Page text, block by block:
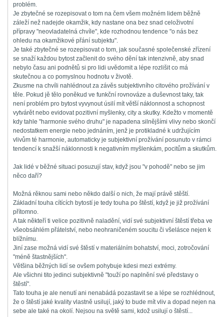
problém.
Je zbytečné se rozepisovat o tom na čem všem možném lidem běžně
záleží než nadejde okamžik, kdy nastane ona bez snad celoživotní
přípravy "neovladatelná chvíle", kde rozhodnou tendence "o nás bez
ohledu na okamžikové přání subjektu".
Je také zbytečné se rozepisovat o tom, jak současné společenské zřízení
se snaží každou bytost začlenit do svého dění tak intenzivně, aby snad
nebylo času ani podnětů si pro lidi uvědomit a lépe rozlišit co má
skutečnou a co pomyslnou hodnotu v životě.
Zkusme na chvíli nahlédnout za závěs subjektivního citového prožívání v
těle. Pokud jě tělo poněkud ve funkční rovnováze a duševnost taky, tak
není problém pro bytost vyvynout úsilí mít větší náklonnost a schopnost
vytvárět nebo evidovat pozitivní myšlenky, city a skutky. Kdežto v momentě
kdy tahle "harmonie svého druhu" je napadena silnějšími vlivy nebo skončí
nedostatkem energie nebo jednáním, jenž je protikladné k udržujícím
vlivům té harmonie, automaticky je subjektivní prožívání posunuto v rámci
tendencí k snažší náklonnosti k negativním myšlenkám, pocitům a skutkům.
Jak lidé v běžné situaci posuzují stav, když jsou "v pohodě" nebo se jim
něco daří?
Možná rěknou sami nebo někdo další o nich, že mají právě stěští.
Základní touha cítících bytostí je tedy touha po štěstí, když je již prožívání
přítomno.
A tak někteří ti velice pozitivně naladění, vidí své subjektivní štěstí třeba ve
všeobsáhlém přátelství, nebo neohraničeném soucitu či všelásce nejen k
blížnímu.
Jiní zase možná vidí své štěstí v materiálním bohatství, moci, zotročování
"méně štastnějších".
Většina běžných lidí se ovšem pohybuje kdesi mezi extrémy.
Ale všichni tito jedinci subjektivně "touží po naplnění své představy o
štěstí".
Tato touha je ale nenutí ani nenabádá pozastavit se a lépe se rozhlédnout,
že o štěstí jaké kvality vlastně usilují, jaký to bude mít vliv a dopad nejen na
sebe ale také na okolí. Nejsou na světě sami, kdož usilují o štěstí...